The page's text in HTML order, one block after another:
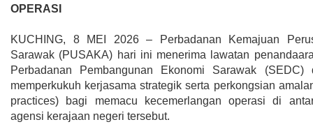
OPERASI
KUCHING, 8 MEI 2026 – Perbadanan Kemajuan
Sarawak (PUSAKA) hari ini menerima lawatan
Perbadanan Pembangunan Ekonomi Sarawak (SEDC)
memperkukuh kerjasama strategik serta perkongsian
practices) bagi memacu kecemerlangan operasi di
agensi kerajaan negeri tersebut.